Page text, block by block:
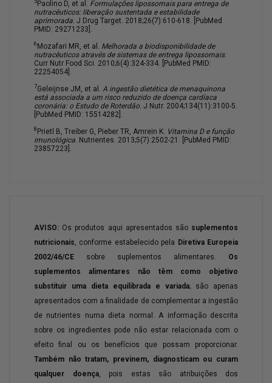
5 Paolino D, et al. Formulações lipossomais para entrega de
nutracêuticos: liberação sustentada e estabilidade
aprimorada. J Drug Target. 2018;26(7):610-618. [PubMed
PMID: 29271233].
6 Mozafari MR, et al. Melhorada a biodisponibilidade de
nutracêuticos através de sistemas de entrega lipossomais.
Curr Nutr Food Sci. 2010;6(4):324-334. [PubMed PMID:
22254054].
7Geleijnse JM, et al. A ingestão dietética de menaquinona
está associada a um risco reduzido de doença cardíaca
coronária: o Estudo de Roterdão. J Nutr. 2004;134(11):3100-5.
[PubMed PMID: 15514282].
8 Prietl B, Treiber G, Pieber TR, Amrein K. Vitamina D e função
imunológica. Nutrientes. 2013;5(7):2502-21. [PubMed PMID:
23857223].
AVISO: Os produtos aqui apresentados são suplementos
nutricionais, conforme estabelecido pela Diretiva Europeia
2002/46/CE sobre suplementos alimentares. Os
suplementos alimentares não têm como objetivo
substituir uma dieta equilibrada e variada; são apenas
apresentados com a finalidade de complementar a ingestão
de nutrientes numa dieta normal. A informação descrita
sobre os ingredientes pode não estar relacionada com o
efeito final ou os benefícios que possam proporcionar.
Também não tratam, previnem, diagnosticam ou curam
qualquer doença, pois estas são atribuições dos